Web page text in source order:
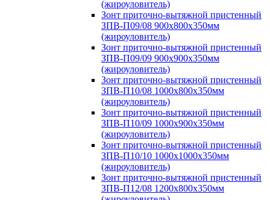
(жироуловитель)
Зонт приточно-вытяжной пристенный
ЗПВ-П09/08 900х800х350мм
(жироуловитель)
Зонт приточно-вытяжной пристенный
ЗПВ-П09/09 900х900х350мм
(жироуловитель)
Зонт приточно-вытяжной пристенный
ЗПВ-П10/08 1000х800х350мм
(жироуловитель)
Зонт приточно-вытяжной пристенный
ЗПВ-П10/09 1000х900х350мм
(жироуловитель)
Зонт приточно-вытяжной пристенный
ЗПВ-П10/10 1000х1000х350мм
(жироуловитель)
Зонт приточно-вытяжной пристенный
ЗПВ-П12/08 1200х800х350мм